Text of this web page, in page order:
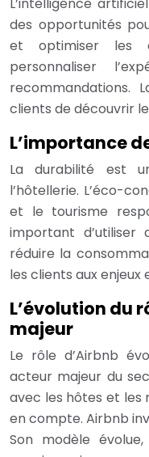
des opportunités
et optimiser les
personnaliser
recommandations.
clients de découvrir
L’importance
La durabilité est
l’hôtellerie. L’éco-
et le tourisme
important d’utiliser
réduire la
les clients aux
L’évolution du
majeur
Le rôle d’Airbnb
acteur majeur du
avec les hôtes et
en compte. Airbnb
Son modèle